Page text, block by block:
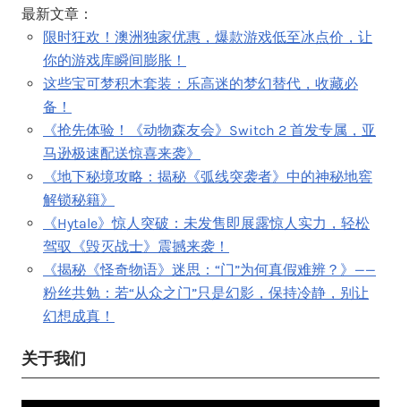
最新文章：
限时狂欢！澳洲独家优惠，爆款游戏低至冰点价，让
你的游戏库瞬间膨胀！
这些宝可梦积木套装：乐高迷的梦幻替代，收藏必
备！
《抢先体验！《动物森友会》Switch 2 首发专属，亚
马逊极速配送惊喜来袭》
《地下秘境攻略：揭秘《弧线突袭者》中的神秘地窖
解锁秘籍》
《Hytale》惊人突破：未发售即展露惊人实力，轻松
驾驭《毁灭战士》震撼来袭！
《揭秘《怪奇物语》迷思：“门”为何真假难辨？》——
粉丝共勉：若“从众之门”只是幻影，保持冷静，别让
幻想成真！
关于我们